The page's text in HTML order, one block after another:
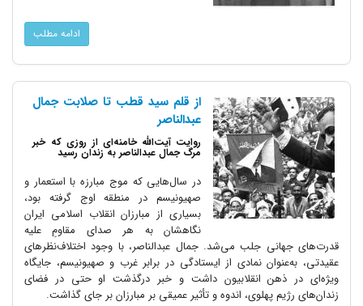
ادامه مطلب
از قلم سید قطب تا صلابت جمال
عبدالناصر
روایت آیت‌الله خامنه‌ای از روزی که خبر
مرگ جمال عبدالناصر به زندان رسید
در سال‌هایی که موج مبارزه با استعمار و
صهیونیسم در منطقه اوج گرفته بود،
بسیاری از مبارزان انقلاب اسلامی ایران
نگاهشان به هر صدای مقاومِ علیه
قدرت‌های جهانی جلب می‌شد. جمال عبدالناصر، با وجود اختلاف‌نظرهای
عقیدتی، به‌عنوان نمادی از ایستادگی در برابر غرب و صهیونیسم، جایگاه
ویژه‌ای در ذهن انقلابیون داشت و خبر درگذشت او حتی در فضای
زندان‌های رژیم پهلوی، اندوه و تأثیر عمیقی بر مبارزان بر جای گذاشت.